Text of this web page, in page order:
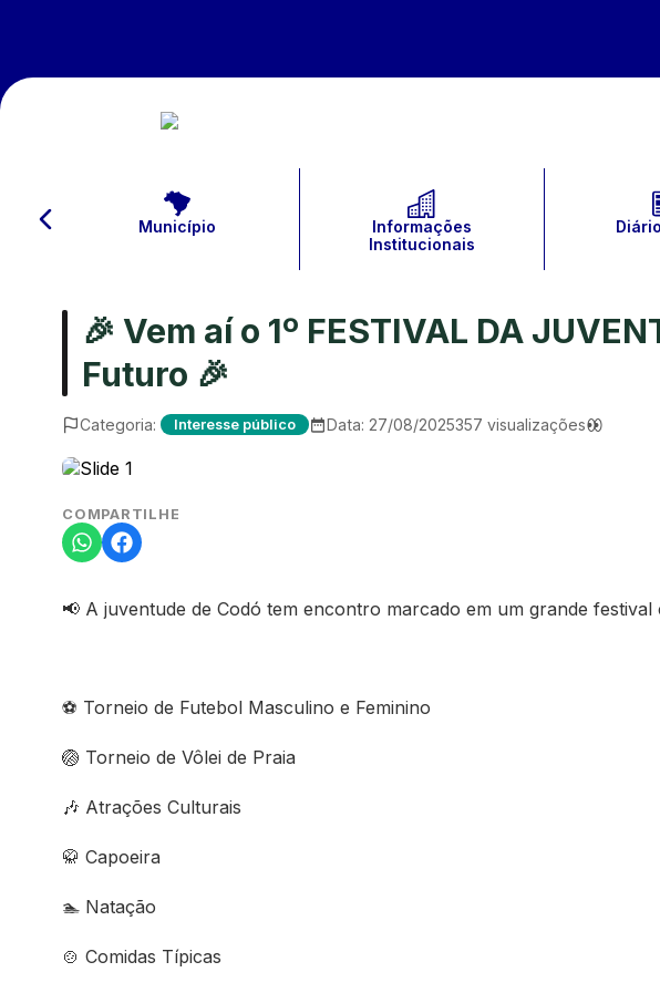
Município
Informações
Institucionais
🎉 Vem aí o 1º FESTIVAL DA
Futuro 🎉
Categoria: Interesse público Data: 27/08/2025357 visualizações
COMPARTILHE
📢 A juventude de Codó tem encontro marcado em um grande
⚽ Torneio de Futebol Masculino e Feminino
🏐 Torneio de Vôlei de Praia
🎶 Atrações Culturais
🥋 Capoeira
🏊 Natação
🍲 Comidas Típicas